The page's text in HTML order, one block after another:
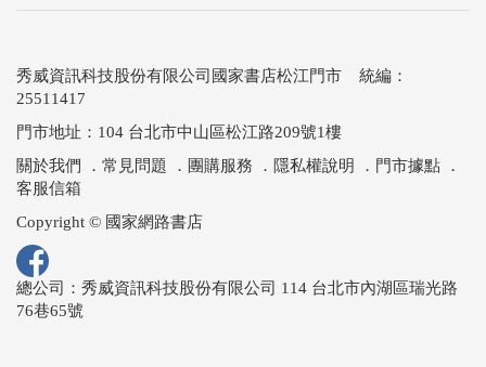
秀威資訊科技股份有限公司國家書店松江門市 統編：
25511417
門市地址：104 台北市中山區松江路209號1樓
關於我們
． 常見問題 ． 團購服務 ． 隱私權說明 ． 門市據點 ．
客服信箱
Copyright © 國家網路書店
總公司：秀威資訊科技股份有限公司 114 台北市內湖區瑞光路
76巷65號